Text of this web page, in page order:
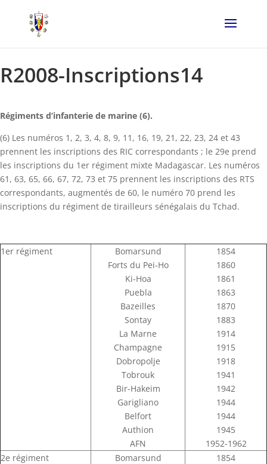
R2008-Inscriptions14
Régiments d’infanterie de marine (6).
(6) Les numéros 1, 2, 3, 4, 8, 9, 11, 16, 19, 21, 22, 23, 24 et 43
prennent les inscriptions des RIC correspondants ; le 29e prend
les inscriptions du 1er régiment mixte Madagascar. Les numéros
61, 63, 65, 66, 67, 72, 73 et 75 prennent les inscriptions des RTS
correspondants, augmentés de 60, le numéro 70 prend les
inscriptions du régiment de tirailleurs sénégalais du Tchad.
1er régiment
Bomarsund
Forts du Pei-Ho
Ki-Hoa
Puebla
Bazeilles
Sontay
La Marne
Champagne
Dobropolje
Tobrouk
Bir-Hakeim
Garigliano
Belfort
Authion
AFN
1854
1860
1861
1863
1870
1883
1914
1915
1918
1941
1942
1944
1944
1945
1952-1962
2e régiment
Bomarsund
1854